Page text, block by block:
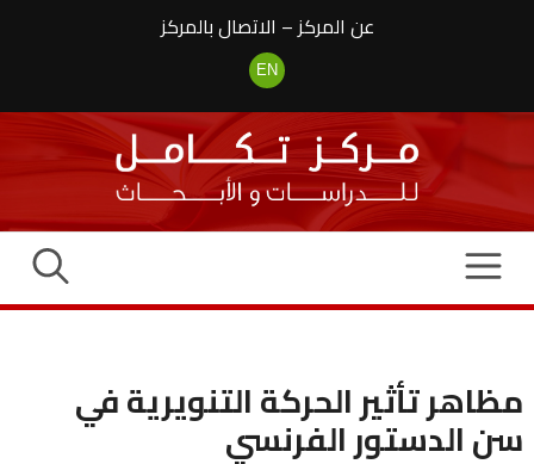
عن المركز– الاتصال بالمركز
EN
مظاهر تأثير الحركة التنويرية في
سن الدستور الفرنسي